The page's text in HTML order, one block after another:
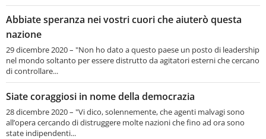
Abbiate speranza nei vostri cuori che aiuterò questa
nazione
29 dicembre 2020 – "Non ho dato a questo paese un posto di leadership
nel mondo soltanto per essere distrutto da agitatori esterni che cercano
di controllare...
Siate coraggiosi in nome della democrazia
28 dicembre 2020 – "Vi dico, solennemente, che agenti malvagi sono
all’opera cercando di distruggere molte nazioni che fino ad ora sono
state indipendenti...